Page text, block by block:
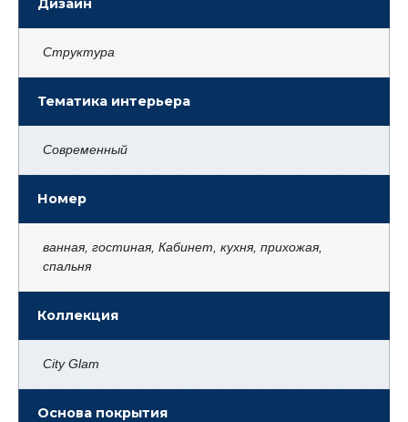
Дизайн
Структура
Тематика интерьера
Современный
Номер
ванная, гостиная, Кабинет, кухня, прихожая,
спальня
Коллекция
City Glam
Основа покрытия